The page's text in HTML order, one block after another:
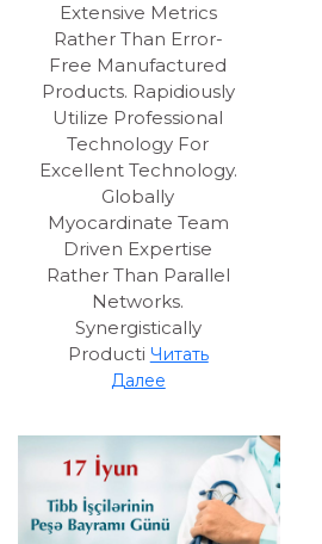
Extensive Metrics
Rather Than Error-
Free Manufactured
Products. Rapidiously
Utilize Professional
Technology For
Excellent Technology.
Globally
Myocardinate Team
Driven Expertise
Rather Than Parallel
Networks.
Synergistically
Producti Читать
Далее